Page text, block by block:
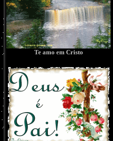
Te amo em Cristo